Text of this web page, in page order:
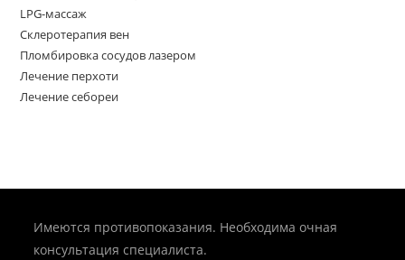
LPG-массаж
Склеротерапия вен
Пломбировка сосудов лазером
Лечение перхоти
Лечение себореи
Имеются противопоказания. Необходима очная
консультация специалиста.